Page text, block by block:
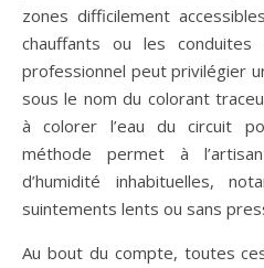
zones difficilement
chauffants ou les conduites
professionnel peut privilégier
sous le nom du colorant
à colorer l’eau du circuit
méthode permet à
d’humidité inhabituelles,
suintements lents ou sans
Au bout du compte, toutes